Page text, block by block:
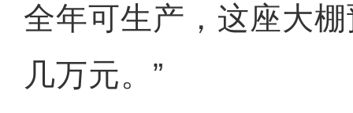
全年可生产，这座大
几万元。”